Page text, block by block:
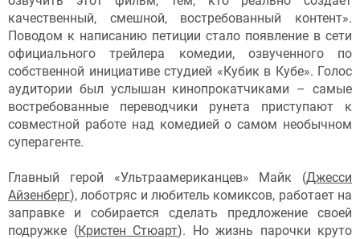
качественный, смешной, востребованный контент».
Поводом к написанию петиции стало появление в сети
официального трейлера комедии, озвученного по
собственной инициативе студией «Кубик в Кубе». Голос
аудитории был услышан кинопрокатчиками – самые
востребованные переводчики рунета приступают к
совместной работе над комедией о самом необычном
суперагенте.
Главный герой «Ультраамериканцев» Майк (Джесси
Айзенберг), лоботряс и любитель комиксов, работает на
заправке и собирается сделать предложение своей
подружке (Кристен Стюарт). Но жизнь парочки круто